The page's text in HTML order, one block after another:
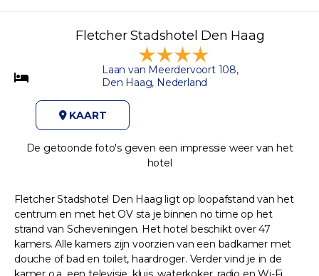
Fletcher Stadshotel Den Haag
Laan van Meerdervoort 108,
Den Haag, Nederland
KAART
De getoonde foto's geven een impressie weer van het
hotel
Fletcher Stadshotel Den Haag ligt op loopafstand van het
centrum en met het OV sta je binnen no time op het
strand van Scheveningen. Het hotel beschikt over 47
kamers. Alle kamers zijn voorzien van een badkamer met
douche of bad en toilet, haardroger. Verder vind je in de